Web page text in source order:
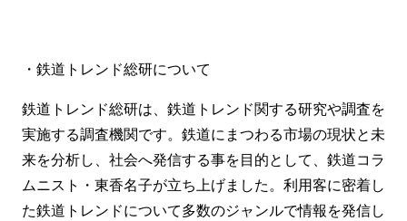
・鉄道トレンド総研について
鉄道トレンド総研は、鉄道トレンド関する研究や調査を
実施する調査機関です。鉄道にまつわる市場の現状と未
来を分析し、社会へ発信する事を目的として、鉄道コラ
ムニスト・東香名子が立ち上げました。利用客に密着し
た鉄道トレンドについて多数のジャンルで情報を発信し